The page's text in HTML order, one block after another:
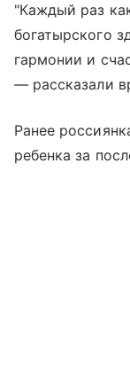
"Каждый раз
богатырского
гармонии и
— рассказали
Ранее
peбeнкa зa